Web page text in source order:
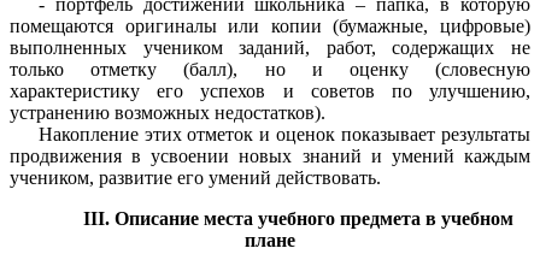
- портфель достижений школьника – папка, в которую
помещаются оригиналы или копии (бумажные, цифровые)
выполненных учеником заданий, работ, содержащих не
только отметку (балл), но и оценку (словесную
характеристику его успехов и советов по улучшению,
устранению возможных недостатков).
Накопление этих отметок и оценок показывает результаты
продвижения в усвоении новых знаний и умений каждым
учеником, развитие его умений действовать.
III. Описание места учебного предмета в учебном
плане